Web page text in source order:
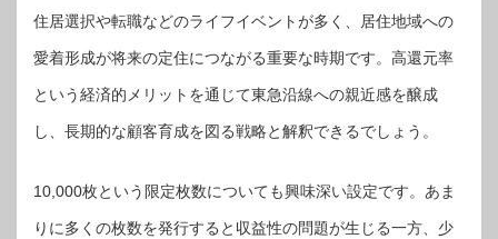
住居選択や転職などのライフイベントが多く、居住地域への
愛着形成が将来の定住につながる重要な時期です。高還元率
という経済的メリットを通じて東急沿線への親近感を醸成
し、長期的な顧客育成を図る戦略と解釈できるでしょう。
10,000枚という限定枚数についても興味深い設定です。あま
りに多くの枚数を発行すると収益性の問題が生じる一方、少